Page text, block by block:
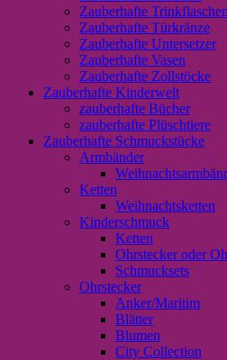
Zauberhafte Trinkflaschen
Zauberhafte Türkränze
Zauberhafte Untersetzer
Zauberhafte Vasen
Zauberhafte Zollstöcke
Zauberhafte Kinderwelt
zauberhafte Bücher
zauberhafte Plüschtiere
Zauberhafte Schmuckstücke
Armbänder
Ketten
Weihnachtsketten
Kinderschmuck
Ketten
Ohrstecker oder
Schmucksets
Ohrstecker
Anker/Maritim
Blätter
Blumen
City Collection